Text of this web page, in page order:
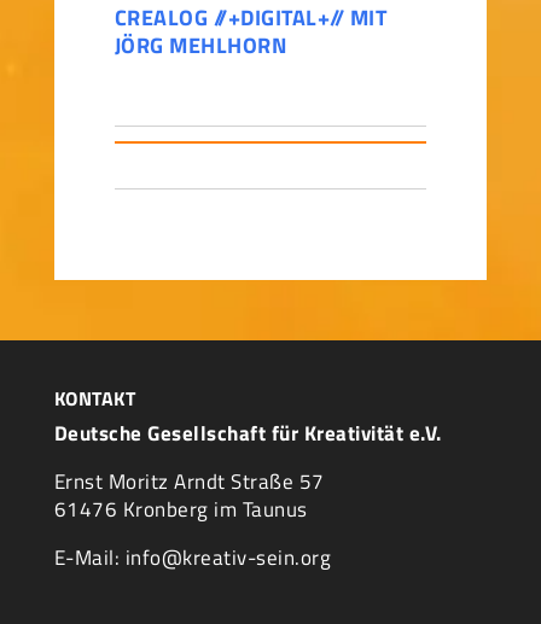
CREALOG //+DIGITAL+// MIT
JÖRG MEHLHORN
KONTAKT
Deutsche Gesellschaft für Kreativität e.V.
Ernst Moritz Arndt Straße 57
61476 Kronberg im Taunus
E-Mail: info@kreativ-sein.org